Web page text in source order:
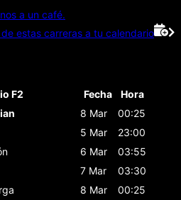
a un café.
estas carreras a tu calendario
F2 Fecha
Hora
8 Mar
00:25
5 Mar
23:00
6 Mar
03:55
7 Mar
03:30
8 Mar
00:25